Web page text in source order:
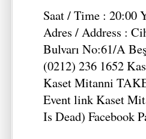
Saat / Time : 20:00
Adres / Address :
Bulvarı No:61/A
(0212) 236 1652
Kaset Mitanni
Event link Kaset
Is Dead) Facebook